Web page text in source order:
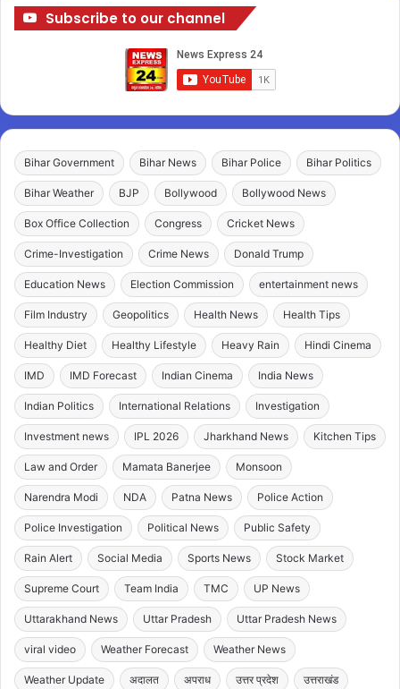
Subscribe to our channel
Bihar Government Bihar News Bihar Police Bihar Politics
Bihar Weather BJP Bollywood Bollywood News
Box Office Collection Congress Cricket News
Crime-Investigation Crime News Donald Trump
Education News Election Commission entertainment news
Film Industry Geopolitics Health News Health Tips
Healthy Diet Healthy Lifestyle Heavy Rain Hindi Cinema
IMD IMD Forecast Indian Cinema India News
Indian Politics International Relations Investigation
Investment news IPL 2026 Jharkhand News Kitchen Tips
Law and Order Mamata Banerjee Monsoon
Narendra Modi NDA Patna News Police Action
Police Investigation Political News Public Safety
Rain Alert Social Media Sports News Stock Market
Supreme Court Team India TMC UP News
Uttarakhand News Uttar Pradesh Uttar Pradesh News
viral video Weather Forecast Weather News
Weather Update अदालत अपराध उत्तर प्रदेश उत्तराखंड